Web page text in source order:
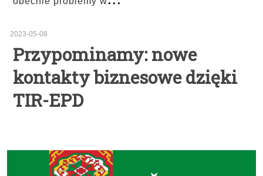
2023-05-08
Przypominamy: nowe
kontakty biznesowe dzięki
TIR-EPD